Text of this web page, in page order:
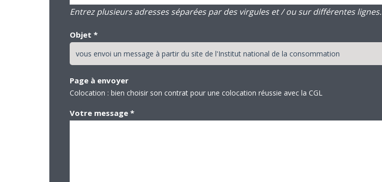
Entrez plusieurs adresses séparées par des virgules et / ou sur différentes lignes.
Objet *
Page à envoyer
Colocation : bien choisir son contrat pour une colocation réussie avec la CGL
Votre message *